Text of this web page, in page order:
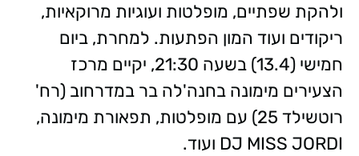
ולהקת שפתיים, מופלטות ועוגיות מרוקאיות,
ריקודים ועוד המון הפתעות. למחרת, ביום
חמישי (13.4) בשעה 21:30, יקיים מרכז
הצעירים מימונה בחנה'לה בר במדרחוב (רח'
רוטשילד 25) עם מופלטות, תפאורת מימונה,
DJ MISS JORDI ועוד.